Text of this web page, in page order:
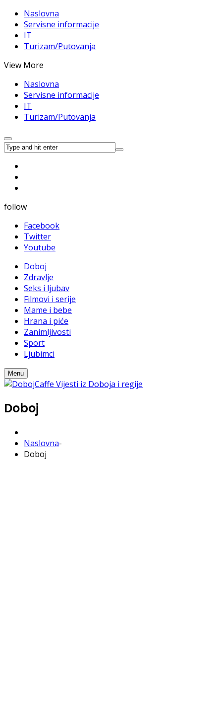
Naslovna
Servisne informacije
IT
Turizam/Putovanja
View More
Naslovna
Servisne informacije
IT
Turizam/Putovanja
follow
Facebook
Twitter
Youtube
Doboj
Zdravlje
Seks i ljubav
Filmovi i serije
Mame i bebe
Hrana i piće
Zanimljivosti
Sport
Ljubimci
Menu
Doboj
Naslovna-
Doboj